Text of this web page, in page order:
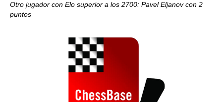
Otro jugador con Elo superior a los 2700: Pavel Eljanov con 2
puntos